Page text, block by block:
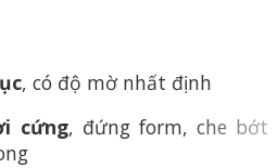
, có độ mờ nhất định
cứng, đứng form, che bớt